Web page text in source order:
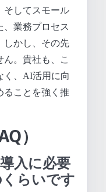
そしてスモール
、業務プロセス
しかし、その先
。貴社も、こ
く、AI活用に向
ることを強く推
）
入に必要
らいです